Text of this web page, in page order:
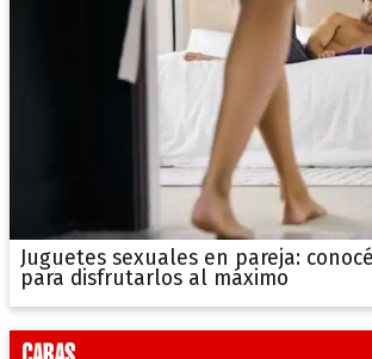
Juguetes sexuales en pareja:
para disfrutarlos al máximo